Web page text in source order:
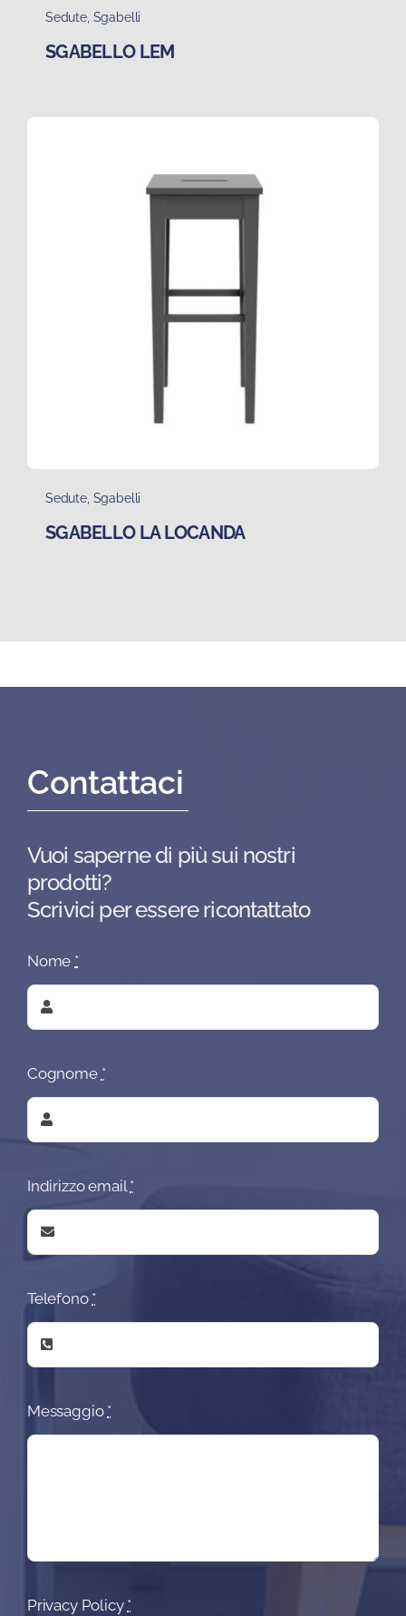
Sedute, Sgabelli
SGABELLO LEM
Sedute, Sgabelli
SGABELLO LA LOCANDA
Contattaci
Vuoi saperne di più sui nostri
prodotti?
Scrivici per essere ricontattato
Nome *
Cognome *
Indirizzo email*
Telefono *
Messaggio *
Privacy Policy *